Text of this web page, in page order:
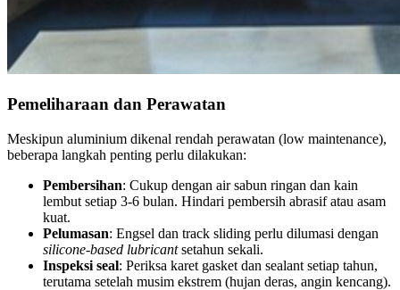
Pemeliharaan dan Perawatan
Meskipun aluminium dikenal rendah perawatan (low maintenance),
beberapa langkah penting perlu dilakukan:
Pembersihan: Cukup dengan air sabun ringan dan kain
lembut setiap 3-6 bulan. Hindari pembersih abrasif atau asam
kuat.
Pelumasan: Engsel dan track sliding perlu dilumasi dengan
silicone-based lubricantsetahun sekali.
Inspeksi seal: Periksa karet gasket dan sealant setiap tahun,
terutama setelah musim ekstrem (hujan deras, angin kencang).